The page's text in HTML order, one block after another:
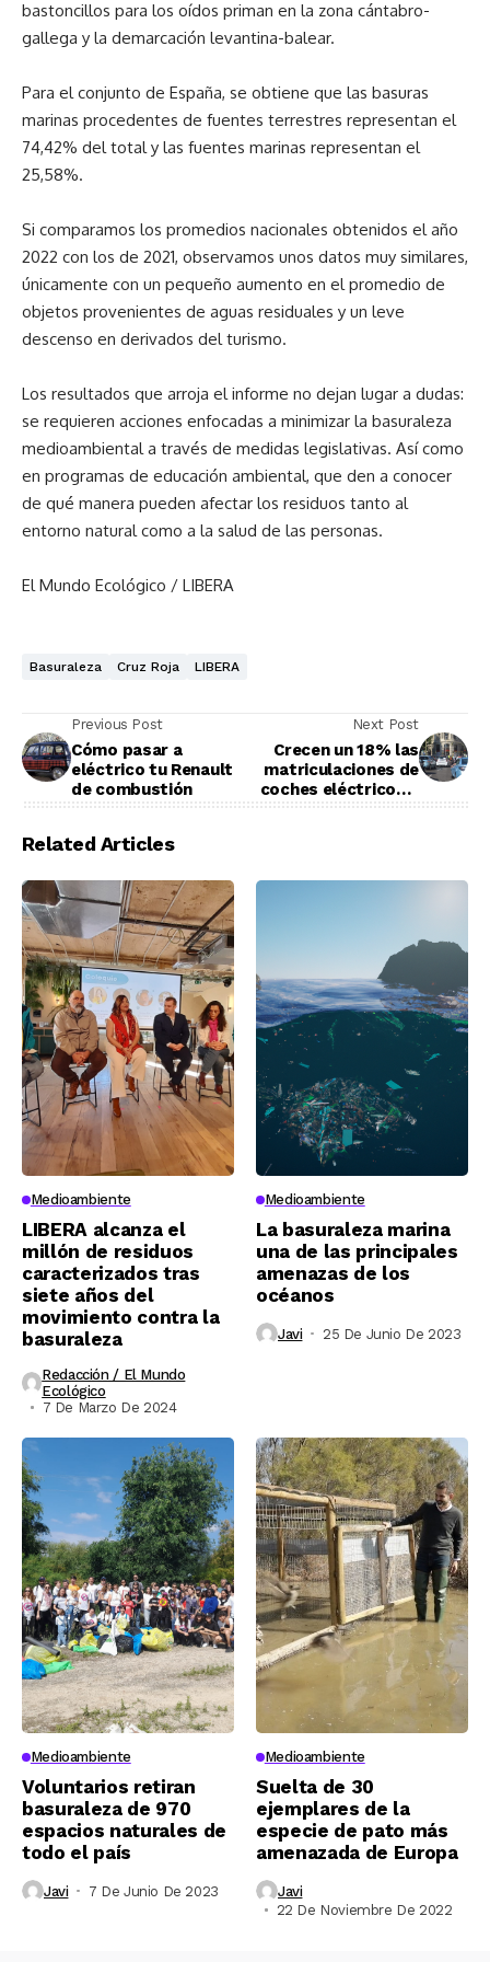
bastoncillos para los oídos priman en la zona cántabro-
gallega y la demarcación levantina-balear.
Para el conjunto de España, se obtiene que las basuras
marinas procedentes de fuentes terrestres representan el
74,42% del total y las fuentes marinas representan el
25,58%.
Si comparamos los promedios nacionales obtenidos el año
2022 con los de 2021, observamos unos datos muy similares,
únicamente con un pequeño aumento en el promedio de
objetos provenientes de aguas residuales y un leve
descenso en derivados del turismo.
Los resultados que arroja el informe no dejan lugar a dudas:
se requieren acciones enfocadas a minimizar la basuraleza
medioambiental a través de medidas legislativas. Así como
en programas de educación ambiental, que den a conocer
de qué manera pueden afectar los residuos tanto al
entorno natural como a la salud de las personas.
El Mundo Ecológico / LIBERA
Basuraleza Cruz Roja LIBERA
Previous Post
Cómo pasar a
eléctrico tu Renault
de combustión
Next Post
Crecen un 18% las
matriculaciones de
coches eléctricos e
Related Articles
Medioambiente
LIBERA alcanza el
millón de residuos
caracterizados tras
siete años del
movimiento contra la
basuraleza
Redacción / El Mundo
Ecológico
7 De Marzo De 2024
Medioambiente
La basuraleza marina
una de las principales
amenazas de los
océanos
Javi 25 De Junio De 2023
Medioambiente
Voluntarios retiran
basuraleza de 970
espacios naturales de
todo el país
Javi 7 De Junio De 2023
Medioambiente
Suelta de 30
ejemplares de la
especie de pato más
amenazada de Europa
Javi
22 De Noviembre De 2022